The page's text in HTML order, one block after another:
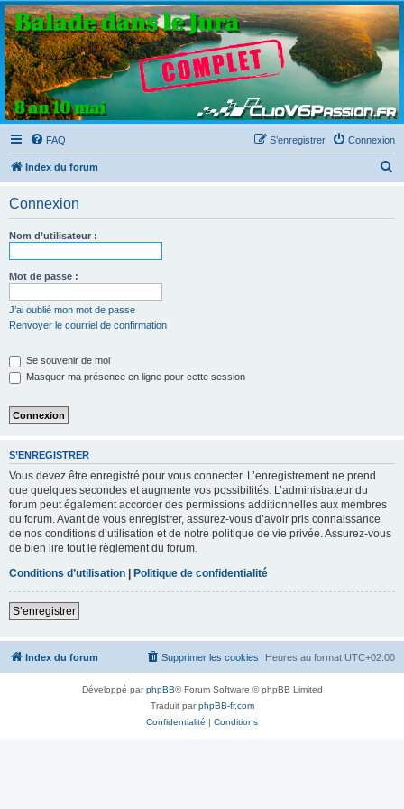
Clio V6 Passion
Le site français des passionnés de Clio V6
FAQ Connexion
S’enregistrer
Index du forum
Connexion
Nom d’utilisateur :
Mot de passe :
J’ai oublié mon mot de passe
Renvoyer le courriel de confirmation
Se souvenir de moi
Masquer ma présence en ligne pour cette session
S’ENREGISTRER
Vous devez être enregistré pour vous connecter. L’enregistrement ne prend
que quelques secondes et augmente vos possibilités. L’administrateur du
forum peut également accorder des permissions additionnelles aux membres
du forum. Avant de vous enregistrer, assurez-vous d’avoir pris connaissance
de nos conditions d’utilisation et de notre politique de vie privée. Assurez-vous
de bien lire tout le règlement du forum.
Conditions d’utilisation
Politique de confidentialité
S’enregistrer
Index du forum Heures au format UTC+02:00
Supprimer les cookies
Développé parphpBB® Forum Software © phpBB Limited
Traduit parphpBB-fr.com
Confidentialité | Conditions